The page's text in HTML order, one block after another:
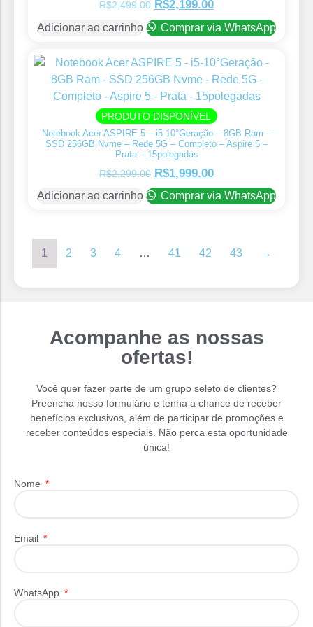
R$2,499.00 R$2,199.00
Adicionar ao carrinho Comprar via WhatsApp
PRODUTO DISPONÍVEL
Notebook Acer ASPIRE 5 – i5-10°Geração – 8GB Ram –
SSD 256GB Nvme – Rede 5G – Completo – Aspire 5 –
Prata – 15polegadas
R$2,299.00 R$1,999.00
Adicionar ao carrinho Comprar via WhatsApp
1 2 3 4 … 41 42 43 →
Acompanhe as nossas
ofertas!
Você quer fazer parte de um grupo seleto de clientes?
Preencha nosso formulário e tenha a chance de receber
benefícios exclusivos, além de participar de promoções e
receber conteúdos especiais. Não perca esta oportunidade
única!
Nome
Email
WhatsApp